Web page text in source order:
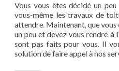
Vous vous êtes décidé un
vous-même les travaux de
attendre. Maintenant, que
un peu et devez vous rendre à
sont pas faits pour vous. Il
solution de faire appel à nos